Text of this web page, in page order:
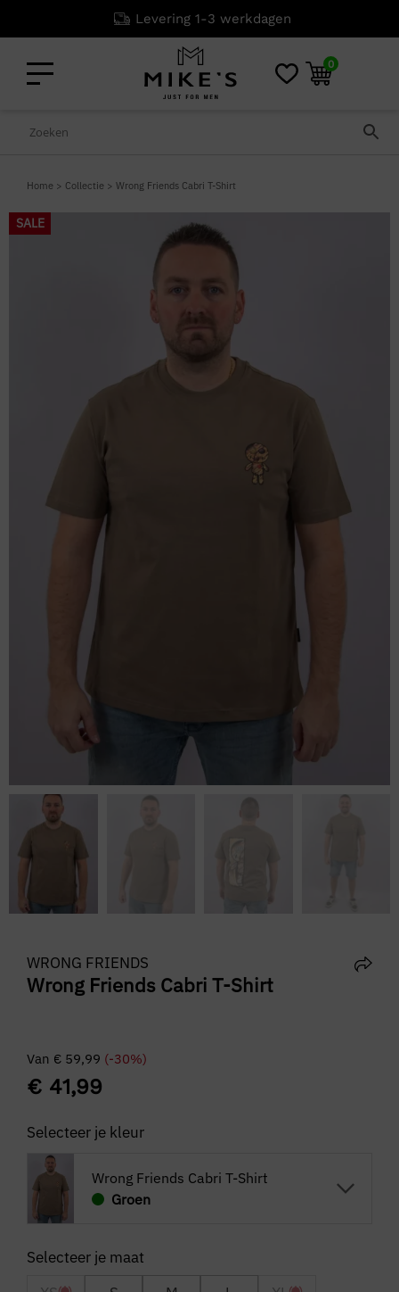
Levering 1-3 werkdagen
0
Home > Collectie > Wrong Friends Cabri T-Shirt
SALE
WRONG FRIENDS
Wrong Friends Cabri T-Shirt
Van € 59,99 (-30%)
€ 41,99
Selecteer je kleur
Wrong Friends Cabri T-Shirt
Groen